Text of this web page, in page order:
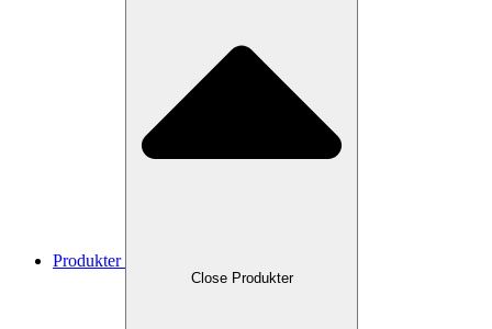
Produkter
Close Produkter